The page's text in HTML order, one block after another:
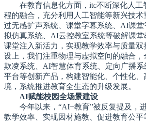
在教育信息化方面，itc不断深化人工
程的融合，充分利用人工智能等新兴技术
过无感扩声系统、课堂字幕系统、AI课
拟仿真系统、AI云控教室系统等破解课
课堂注入新活力，实现教学效率与质量
设上，我们注重物理与虚拟空间的融合
欺凌系统、AI智慧体育系统、定向广播
平台等创新产品，构建智能化、个性化
境，系统推进教育全生态的升级发展。
AI赋能校园全场景建设
今年以来，“AI+教育”被反复提及，
教学效率、实现因材施教、促进教育公